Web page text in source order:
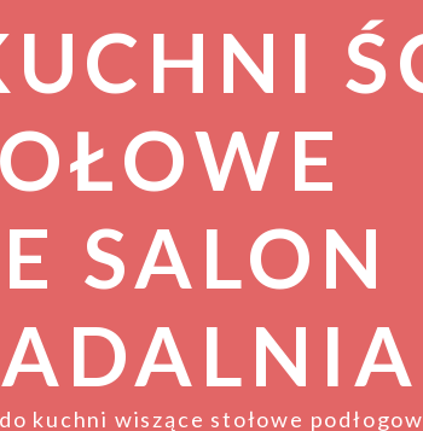
SALON
kuchni wiszące stołowe